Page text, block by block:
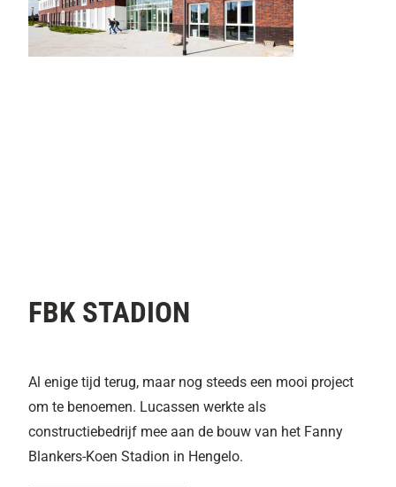
FBK STADION
Al enige tijd terug, maar nog steeds een mooi project
om te benoemen. Lucassen werkte als
constructiebedrijf mee aan de bouw van het Fanny
Blankers-Koen Stadion in Hengelo.